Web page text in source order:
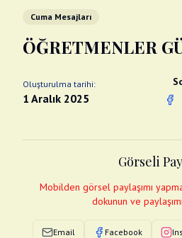
Cuma Mesajları
ÖĞRETMENLER
Oluşturulma tarihi:
1 Aralık 2025
Görseli
Mobilden görsel paylaşımı
dokunun ve
Email Facebook